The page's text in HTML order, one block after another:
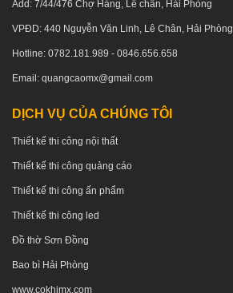
Add: 7/44/476 Chợ Hàng, Lê chân, Hải Phòng
VPĐD: 440 Nguyễn Văn Linh, Lê Chân, Hải Phòng
Hotline: 0782.181.989 - 0846.656.658
Email: quangcaomx@gmail.com
DỊCH VỤ CỦA CHÚNG TÔI
Thiết kế thi công nội thất
Thiết kế thi công quảng cáo
Thiết kế thi công ấn phẩm
Thiết kế thi công led
Đồ thờ Sơn Đồng
Bao bì Hải Phòng
www.cokhimx.com